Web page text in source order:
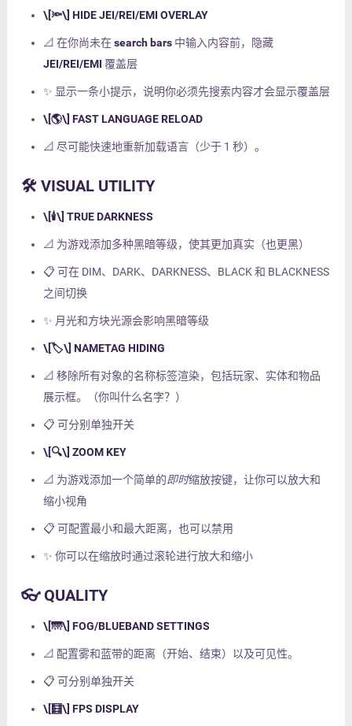
\[🔦\] HIDE JEI/REI/EMI OVERLAY
📐 在你尚未在search bars 中输入内容前，隐藏
JEI/REI/EMI 覆盖层
✨ 显示一条小提示，说明你必须先搜索内容才会显示覆盖层
\[🌎\] FAST LANGUAGE RELOAD
📐 尽可能快速地重新加载语言（少于 1 秒）。
🛠️ VISUAL UTILITY
\[🕯️\] TRUE DARKNESS
📐 为游戏添加多种黑暗等级，使其更加真实（也更黑）
📋 可在 DIM、DARK、DARKNESS、BLACK 和 BLACKNESS
之间切换
✨ 月光和方块光源会影响黑暗等级
\[🏷️\] NAMETAG HIDING
📐 移除所有对象的名称标签渲染，包括玩家、实体和物品
展示框。（你叫什么名字？）
📋 可分别单独开关
\[🔍\] ZOOM KEY
📐 为游戏添加一个简单的即时缩放按键，让你可以放大和
缩小视角
📋 可配置最小和最大距离，也可以禁用
✨ 你可以在缩放时通过滚轮进行放大和缩小
👓 QUALITY
\[🌁\] FOG/BLUEBAND SETTINGS
📐 配置雾和蓝带的距离（开始、结束）以及可见性。
📋 可分别单独开关
\[🧮\] FPS DISPLAY